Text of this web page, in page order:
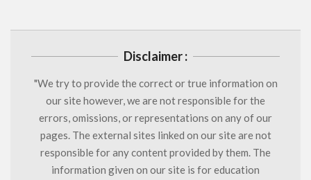
Disclaimer :
"We try to provide the correct or true information on
our site however, we are not responsible for the
errors, omissions, or representations on any of our
pages. The external sites linked on our site are not
responsible for any content provided by them. The
information given on our site is for education